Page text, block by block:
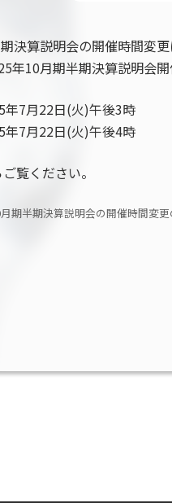
決算説明会の開催時間変更
年10月期半期決算説明会
年7月22日(火)午後3時
年7月22日(火)午後4時
覧ください。
期半期決算説明会の開催時間変